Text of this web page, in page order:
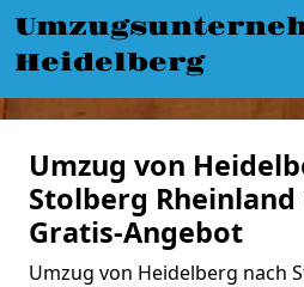
Heidelberg
Umzug von
Stolberg Rheinland
Gratis-Angebot
Umzug von Heidelberg nach